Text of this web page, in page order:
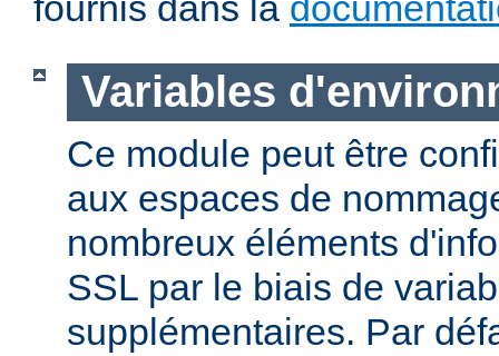
Variables
Ce module peut être
aux espaces de
nombreux éléments
SSL par le biais de
supplémentaires. Par